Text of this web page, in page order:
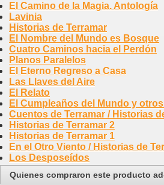
El Camino de la Magia. Antología
Lavinia
Historias de Terramar
El Nombre del Mundo es Bosque
Cuatro Caminos hacia el Perdón
Planos Paralelos
El Eterno Regreso a Casa
Las Llaves del Aire
El Relato
El Cumpleaños del Mundo y
Cuentos de Terramar / Historias
Historias de Terramar 2
Historias de Terramar 1
En el Otro Viento / Historias de
Los Desposeídos
Quienes compraron este producto